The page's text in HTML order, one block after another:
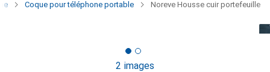
Coque pour téléphone portable Noreve Housse cuir portefeuille
2 images